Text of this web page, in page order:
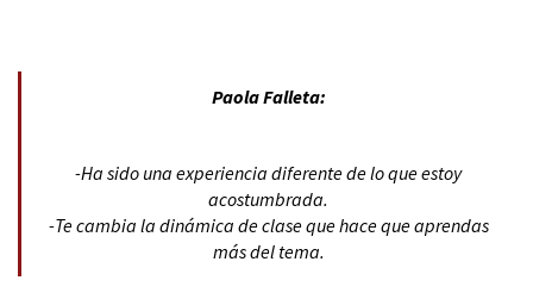
Paola Falleta:
-Ha sido una experiencia diferente de lo que estoy
acostumbrada.
-Te cambia la dinámica de clase que hace que aprendas
más del tema.